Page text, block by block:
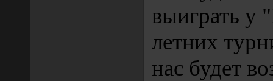
выиграть у
летних
нас будет